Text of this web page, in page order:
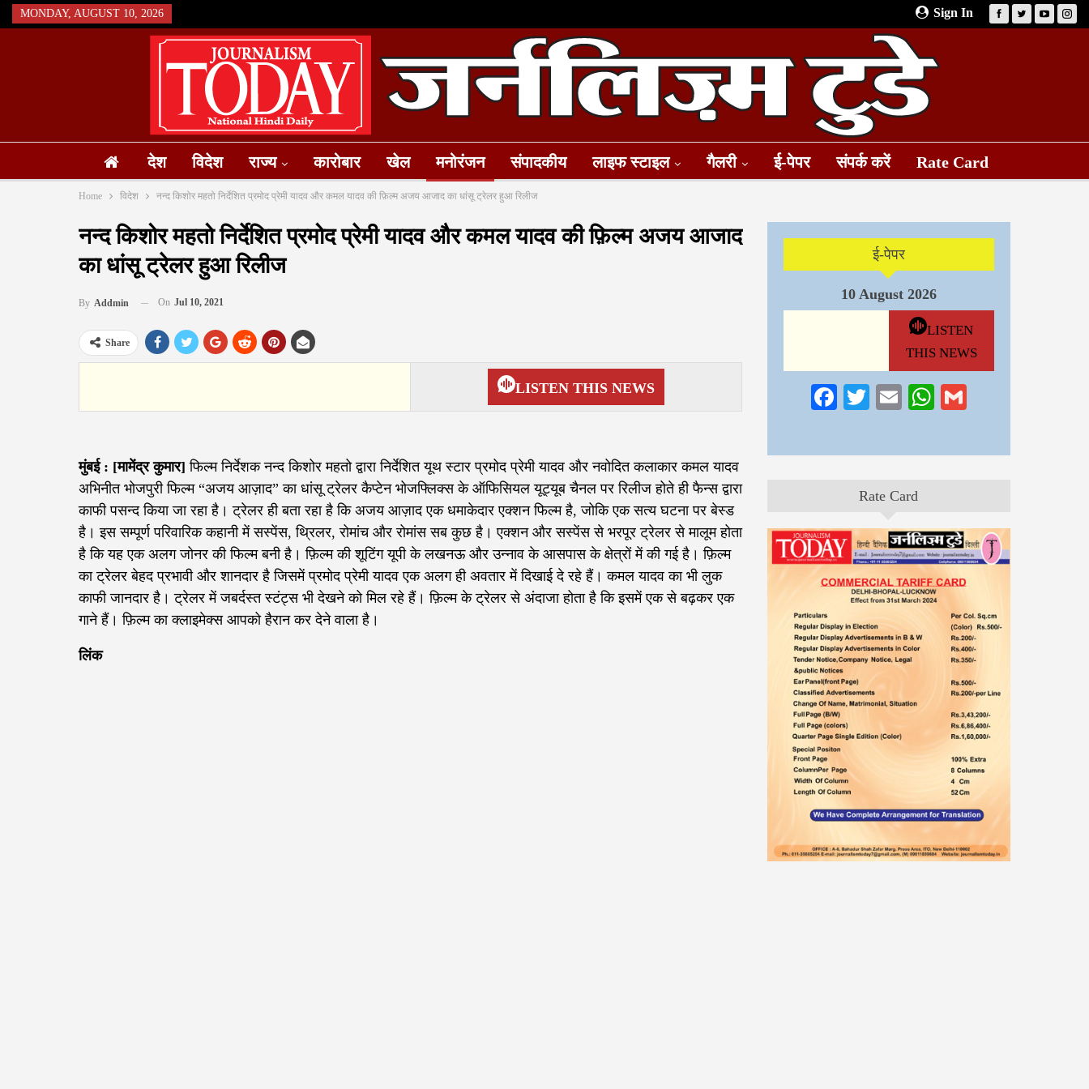
Sign In
MONDAY, AUGUST 10, 2026
देश विदेश राज्य कारोबार खेल मनोरंजन संपादकीय लाइफ स्टाइल गैलरी ई-पेपर संपर्क करें Rate Card
Home विदेश नन्द किशोर महतो निर्देशित प्रमोद प्रेमी यादव और कमल यादव की फ़िल्म अजय आजाद का धांसू ट्रेलर हुआ रिलीज
नन्द किशोर महतो निर्देशित प्रमोद प्रेमी यादव और कमल यादव की फ़िल्म अजय आजाद
का धांसू ट्रेलर हुआ रिलीज
By Addmin On Jul 10, 2021
Share
LISTEN THIS NEWS
मुंबई : [मामेंद्र कुमार]फिल्म निर्देशक नन्द किशोर महतो द्वारा निर्देशित यूथ स्टार प्रमोद प्रेमी यादव और नवोदित कलाकार कमल यादव
अभिनीत भोजपुरी फिल्म “अजय आज़ाद” का धांसू ट्रेलर कैप्टेन भोजफ्लिक्स के ऑफिसियल यूट्यूब चैनल पर रिलीज होते ही फैन्स द्वारा
काफी पसन्द किया जा रहा है। ट्रेलर ही बता रहा है कि अजय आज़ाद एक धमाकेदार एक्शन फिल्म है, जोकि एक सत्य घटना पर बेस्ड
है। इस सम्पूर्ण परिवारिक कहानी में सस्पेंस, थ्रिलर, रोमांच और रोमांस सब कुछ है। एक्शन और सस्पेंस से भरपूर ट्रेलर से मालूम होता
है कि यह एक अलग जोनर की फिल्म बनी है। फ़िल्म की शूटिंग यूपी के लखनऊ और उन्नाव के आसपास के क्षेत्रों में की गई है। फ़िल्म
का ट्रेलर बेहद प्रभावी और शानदार है जिसमें प्रमोद प्रेमी यादव एक अलग ही अवतार में दिखाई दे रहे हैं। कमल यादव का भी लुक
काफी जानदार है। ट्रेलर में जबर्दस्त स्टंट्स भी देखने को मिल रहे हैं। फ़िल्म के ट्रेलर से अंदाजा होता है कि इसमें एक से बढ़कर एक
गाने हैं। फ़िल्म का क्लाइमेक्स आपको हैरान कर देने वाला है।
लिंक
ई-पेपर
10 August 2026
LISTEN
THIS NEWS
Facebook
TwitterEmailWhatsApp
Rate Card